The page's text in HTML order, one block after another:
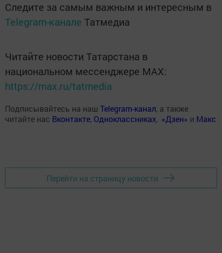
Следите за самым важным и интересным в
Telegram-канале Татмедиа
Читайте новости Татарстана в
национальном мессенджере MАХ:
https://max.ru/tatmedia
Подписывайтесь на наш Telegram-канал, а также
читайте нас Вконтакте, Одноклассниках, «Дзен» и Макс
Перейти на страницу новости